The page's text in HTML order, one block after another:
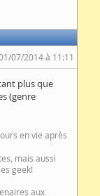
07/2014 à 11:11
plus que
(genre
en vie après
mais aussi
geek!
aux